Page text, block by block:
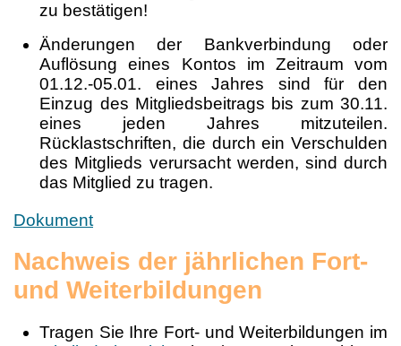
zu bestätigen!
Änderungen der Bankverbindung oder
Auflösung eines Kontos im Zeitraum vom
01.12.-05.01. eines Jahres sind für den
Einzug des Mitgliedsbeitrags bis zum 30.11.
eines jeden Jahres mitzuteilen.
Rücklastschriften, die durch ein Verschulden
des Mitglieds verursacht werden, sind durch
das Mitglied zu tragen.
Dokument
Nachweis der jährlichen Fort-
und Weiterbildungen
Tragen Sie Ihre Fort- und Weiterbildungen im